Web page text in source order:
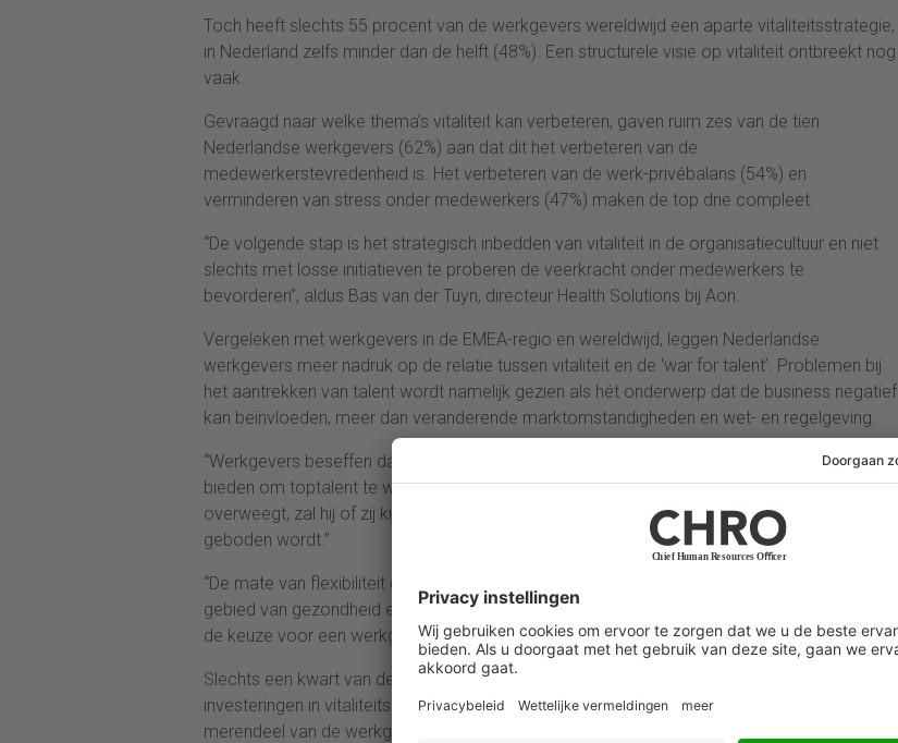
Toch heeft slechts 55 procent van de werkgevers wereldwijd een aparte vitaliteitsstrategie,
in Nederland zelfs minder dan de helft (48%). Een structurele visie op vitaliteit ontbreekt nog
vaak.
Gevraagd naar welke thema’s vitaliteit kan verbeteren, gaven ruim zes van de tien
Nederlandse werkgevers (62%) aan dat dit het verbeteren van de
medewerkerstevredenheid is. Het verbeteren van de werk-privébalans (54%) en
verminderen van stress onder medewerkers (47%) maken de top drie compleet.
“De volgende stap is het strategisch inbedden van vitaliteit in de organisatiecultuur en niet
slechts met losse initiatieven te proberen de veerkracht onder medewerkers te
bevorderen”, aldus Bas van der Tuyn, directeur Health Solutions bij Aon.
Vergeleken met werkgevers in de EMEA-regio en wereldwijd, leggen Nederlandse
werkgevers meer nadruk op de relatie tussen vitaliteit en de ‘war for talent’. Problemen bij
het aantrekken van talent wordt namelijk gezien als hét onderwerp dat de business negatief
kan beïnvloeden, meer dan veranderende marktomstandigheden en wet- en regelgeving.
“Werkgevers beseffen dat het niet langer voldoende is om een aantrekkelijk salaris te
bieden om toptalent te werven”, zegt Van der Tuyn. “Wanneer iemand een nieuwe functie
overweegt, zal hij of zij kijken naar het totaalpakket aan flexibele arbeidsvoorwaarden dat
geboden wordt.”
“De mate van flexibiliteit en ruimte om je eigen werkdagen in te richten, benefits op het
gebied van gezondheid en beweging, dit soort zaken spelen een steeds belangrijkere rol bij
de keuze voor een werkgever.”
Slechts een kwart van de Nederlandse werkgevers meet wat het effect is van hun
investeringen in vitaliteitsbeleid op het gebied van personeelsbehoud. Wel onderzoekt het
merendeel van de werkgevers het effect op medewerkerstevredenheid en zieteverzuim.